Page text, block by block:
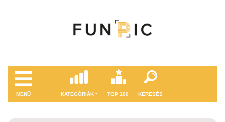
MENÜ KATEGÓRIÁK TOP 100 KERESÉS